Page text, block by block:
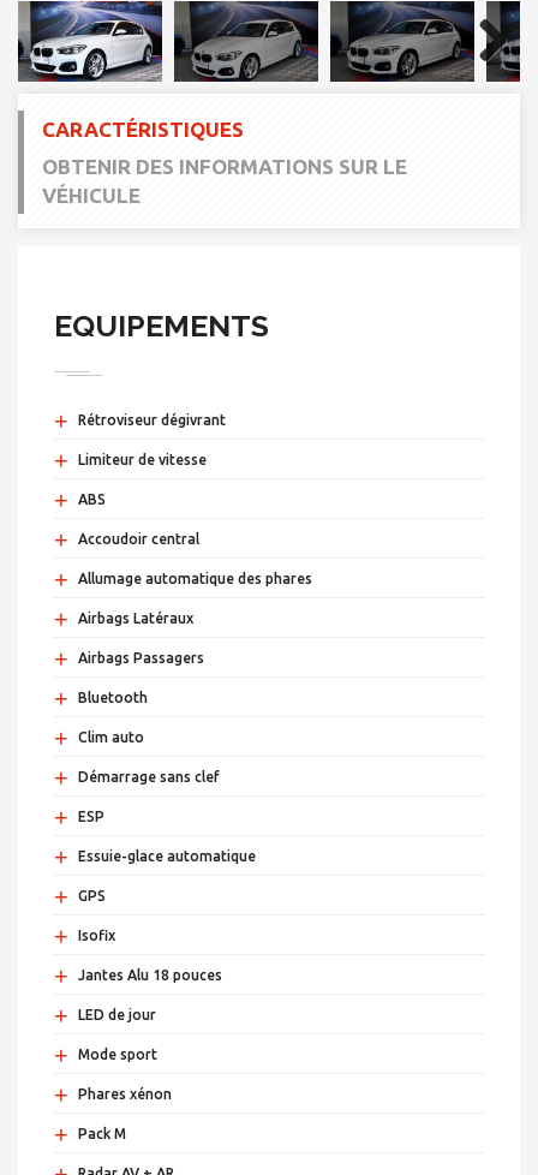
Next
CARACTÉRISTIQUES
OBTENIR DES INFORMATIONS SUR LE
VÉHICULE
EQUIPEMENTS
+ Rétroviseur dégivrant
+ Limiteur de vitesse
+ ABS
+ Accoudoir central
+ Allumage automatique des phares
+ Airbags Latéraux
+ Airbags Passagers
+ Bluetooth
+ Clim auto
+ Démarrage sans clef
+ ESP
+ Essuie-glace automatique
+ GPS
+ Isofix
+ Jantes Alu 18 pouces
+ LED de jour
+ Mode sport
+ Phares xénon
+ Pack M